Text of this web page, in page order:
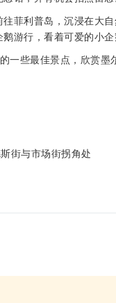
菲利普岛，沉浸在大
游行，看着可爱的小
一些最佳景点，欣赏墨
街与市场街拐角处